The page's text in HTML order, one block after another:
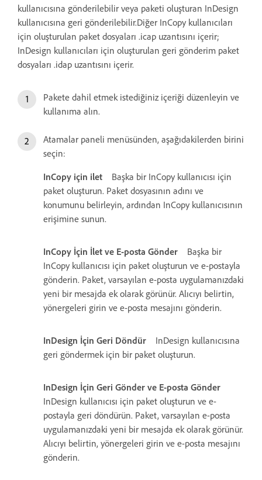
kullanıcısına gönderilebilir veya paketi oluşturan InDesign
kullanıcısına geri gönderilebilir.Diğer InCopy kullanıcıları
için oluşturulan paket dosyaları .icap uzantısını içerir;
InDesign kullanıcıları için oluşturulan geri gönderim paket
dosyaları .idap uzantısını içerir.
Pakete dahil etmek istediğiniz içeriği düzenleyin ve
kullanıma alın.
Atamalar paneli menüsünden, aşağıdakilerden birini
seçin:
InCopy için ilet
Başka bir InCopy kullanıcısı için
paket oluşturun. Paket dosyasının adını ve
konumunu belirleyin, ardından InCopy kullanıcısının
erişimine sunun.
InCopy İçin İlet ve E-posta Gönder
Başka bir
InCopy kullanıcısı için paket oluşturun ve e-postayla
gönderin. Paket, varsayılan e-posta uygulamanızdaki
yeni bir mesajda ek olarak görünür. Alıcıyı belirtin,
yönergeleri girin ve e-posta mesajını gönderin.
InDesign İçin Geri Döndür
InDesign kullanıcısına
geri göndermek için bir paket oluşturun.
InDesign İçin Geri Gönder ve E-posta Gönder
InDesign kullanıcısı için paket oluşturun ve e-
postayla geri döndürün. Paket, varsayılan e-posta
uygulamanızdaki yeni bir mesajda ek olarak görünür.
Alıcıyı belirtin, yönergeleri girin ve e-posta mesajını
gönderin.